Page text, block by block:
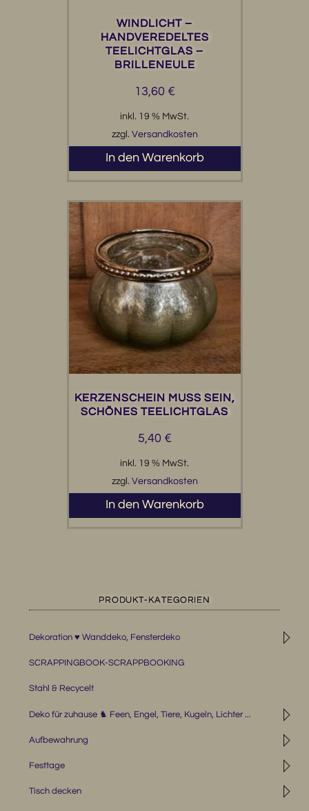
WINDLICHT –
HANDVEREDELTES
TEELICHTGLAS –
BRILLENEULE
13,60 €
inkl. 19 % MwSt.
zzgl. Versandkosten
In den Warenkorb
KERZENSCHEIN MUSS SEIN,
SCHÖNES TEELICHTGLAS
5,40 €
inkl. 19 % MwSt.
zzgl. Versandkosten
In den Warenkorb
PRODUKT-KATEGORIEN
◹
Dekoration ♥ Wanddeko, Fensterdeko
SCRAPPINGBOOK-SCRAPPBOOKING
Stahl & Recycelt
◹
Deko für zuhause ♞ Feen, Engel, Tiere, Kugeln, Lichter ...
◹
Aufbewahrung
◹
Festtage
◹
Tisch decken